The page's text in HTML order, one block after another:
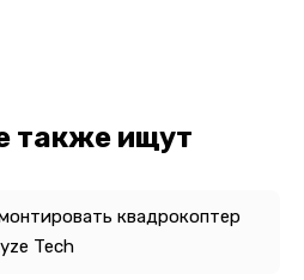
также ищут
квадрокоптер
Tech